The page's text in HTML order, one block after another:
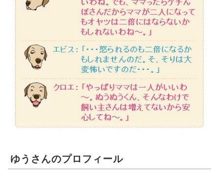
ゆうさんのプロフィール